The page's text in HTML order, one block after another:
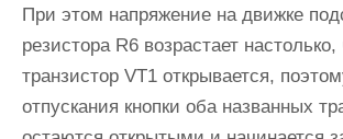
При этом напряжение на движке
резистора R6 возрастает настолько,
транзистор VT1 открывается,
отпускания кнопки оба названных